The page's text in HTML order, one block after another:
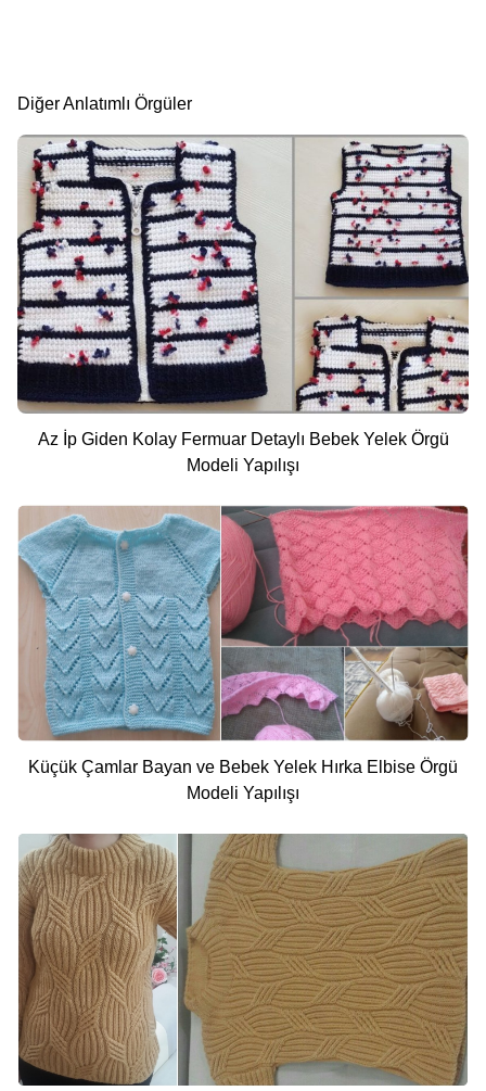
Diğer Anlatımlı Örgüler
Az İp Giden Kolay Fermuar Detaylı Bebek Yelek Örgü
Modeli Yapılışı
Küçük Çamlar Bayan ve Bebek Yelek Hırka Elbise Örgü
Modeli Yapılışı